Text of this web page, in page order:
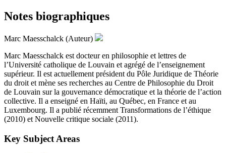
Notes biographiques
Marc Maesschalck (Auteur)
Marc Maesschalck est docteur en philosophie et lettres de
l’Université catholique de Louvain et agrégé de l’enseignement
supérieur. Il est actuellement président du Pôle Juridique de Théorie
du droit et mène ses recherches au Centre de Philosophie du Droit
de Louvain sur la gouvernance démocratique et la théorie de l’action
collective. Il a enseigné en Haïti, au Québec, en France et au
Luxembourg. Il a publié récemment Transformations de l’éthique
(2010) et Nouvelle critique sociale (2011).
Key Subject Areas